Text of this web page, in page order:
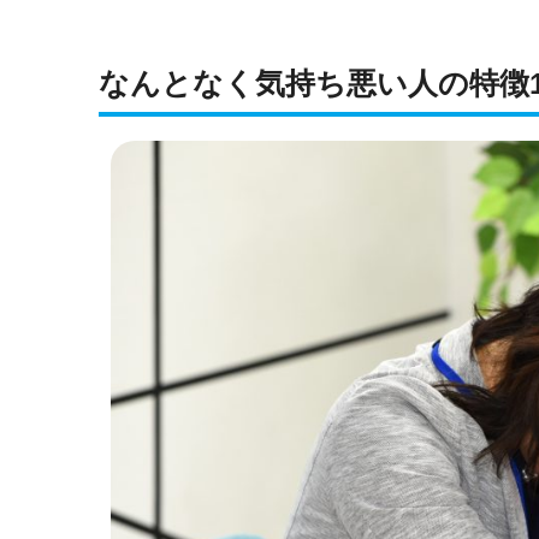
なんとなく気持ち悪い人の特徴